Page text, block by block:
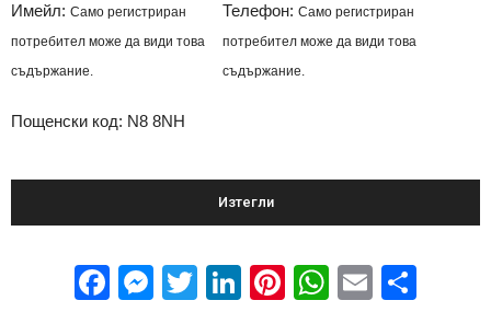
Имейл: Само регистриран
потребител може да види това
съдържание.
Телефон: Само регистриран
потребител може да види това
съдържание.
Пощенски код: N8 8NH
Изтегли
Facebook
Messenger
Twitter
LinkedIn
Pinterest
WhatsApp
Email